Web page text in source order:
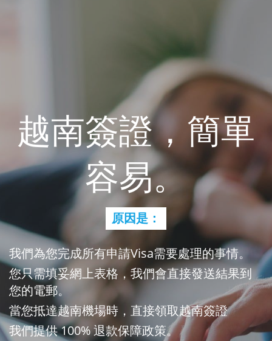
越南簽證，簡單
容易。
原因是：
我們為您完成所有申請Visa需要處理的事情。
您只需填妥網上表格，我們會直接發送結果到
您的電郵。
當您抵達越南機場時，直接領取越南簽證
我們提供 100% 退款保障政策。